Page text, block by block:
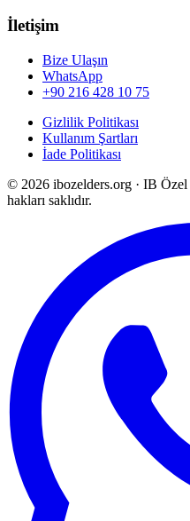
İletişim
Bize Ulaşın
WhatsApp
+90 216 428 10 75
Gizlilik Politikası
Kullanım Şartları
İade Politikası
© 2026 ibozelders.org · IB Özel
hakları saklıdır.